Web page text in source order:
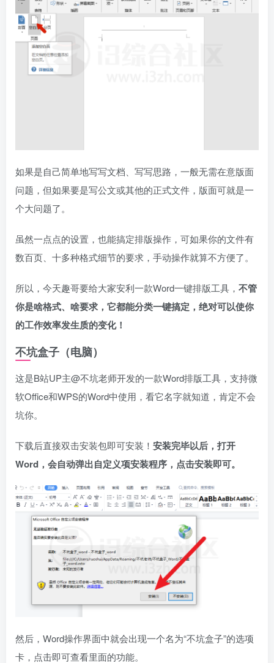
如果是自己简单地写写文档、写写思路，一般无需在意版面
问题，但如果要是写公文或其他的正式文件，版面可就是一
个大问题了。
虽然一点点的设置，也能搞定排版操作，可如果你的文件有
数百页、十多种格式细节的要求，手动操作就算不方便了。
所以，今天趣哥要给大家安利一款Word一键排版工具， 不管
你是啥格式、啥要求，它都能分类一键搞定，绝对可以使你
的工作效率发生质的变化！
不坑盒子（电脑）
这是B站UP主@不坑老师开发的一款Word排版工具，支持微
软Office和WPS的Word中使用，看它名字就知道，肯定不会
坑你。
下载后直接双击安装包即可安装！ 安装完毕以后，打开
Word，会自动弹出自定义项安装程序，点击安装即可。
然后，Word操作界面中就会出现一个名为“不坑盒子”的选项
卡，点击即可查看里面的功能。